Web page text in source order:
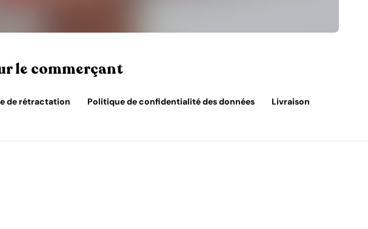
le commerçant
de rétractation Politique de confidentialité des données Livraison